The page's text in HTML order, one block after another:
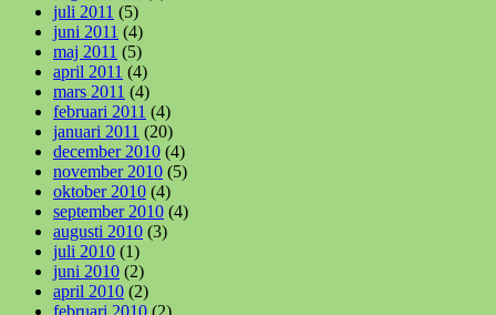
juli 2011 (5)
juni 2011 (4)
maj 2011 (5)
april 2011 (4)
mars 2011 (4)
februari 2011 (4)
januari 2011 (20)
december 2010 (4)
november 2010 (5)
oktober 2010 (4)
september 2010 (4)
augusti 2010 (3)
juli 2010 (1)
juni 2010 (2)
april 2010 (2)
februari 2010 (2)